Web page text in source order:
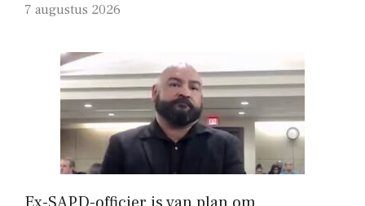
7 augustus 2026